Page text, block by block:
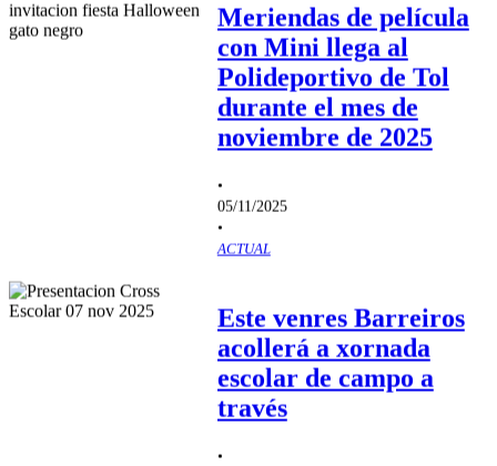
Meriendas de película
con Mini llega al
Polideportivo de Tol
durante el mes de
noviembre de 2025
•
05/11/2025
•
ACTUAL
Este venres Barreiros
acollerá a xornada
escolar de campo a
través
•